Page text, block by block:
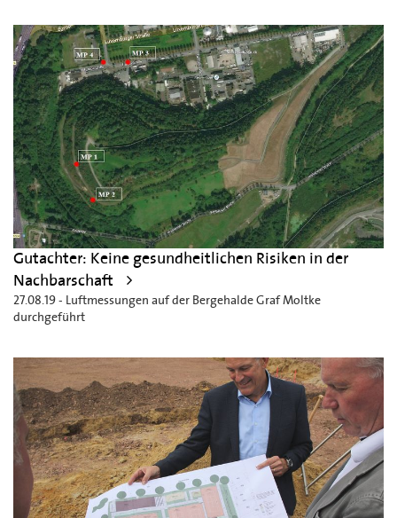
Gutachter: Keine gesundheitlichen Risiken in der
Nachbarschaft
27.08.19 - Luftmessungen auf der Bergehalde Graf Moltke
durchgeführt